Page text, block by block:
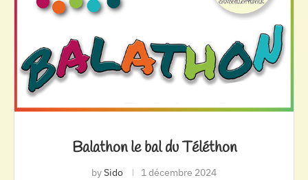
Balathon le bal du Téléthon
bySido 1 décembre 2024